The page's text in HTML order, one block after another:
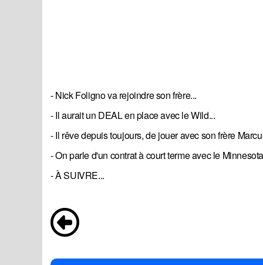
- Nick Foligno va rejoindre son frère...
- Il aurait un DEAL en place avec le Wild...
- Il rêve depuis toujours, de jouer avec son frère
- On parle d'un contrat à court terme avec le
- À SUIVRE...